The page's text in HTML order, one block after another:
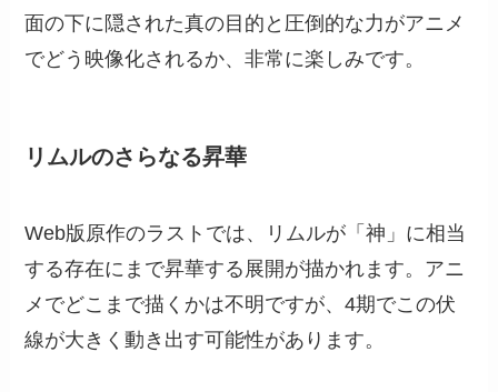
面の下に隠された真の目的と圧倒的な力がアニメ
でどう映像化されるか、非常に楽しみです。
リムルのさらなる昇華
Web版原作のラストでは、リムルが「神」に相当
する存在にまで昇華する展開が描かれます。アニ
メでどこまで描くかは不明ですが、4期でこの伏
線が大きく動き出す可能性があります。